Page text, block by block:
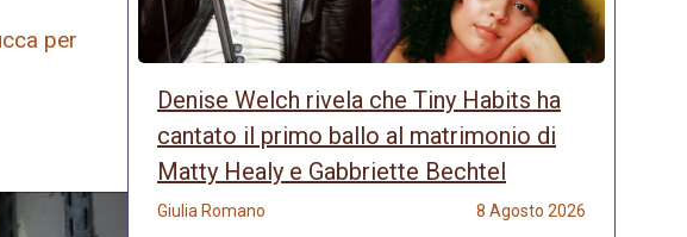
per
Denise Welch rivela che Tiny Habits ha
cantato il primo ballo al matrimonio di
Matty Healy e Gabbriette Bechtel
Giulia Romano 8 Agosto 2026